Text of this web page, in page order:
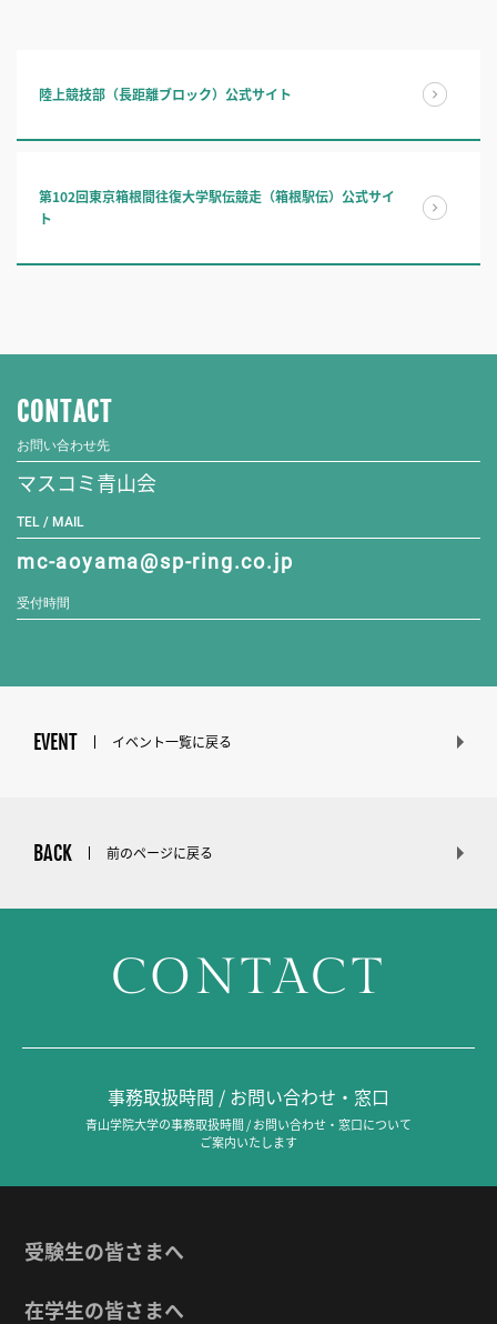
陸上競技部（長距離ブロック）公式サイト
第102回東京箱根間往復大学駅伝競走（箱根駅伝）公式サイ
ト
CONTACT
お問い合わせ先
マスコミ青山会
TEL / MAIL
mc-aoyama@sp-ring.co.jp
受付時間
EVENT イベント一覧に戻る
BACK 前のページに戻る
CONTACT
事務取扱時間 / お問い合わせ・窓口
青山学院大学の事務取扱時間 / お問い合わせ・窓口について
ご案内いたします
受験生の皆さまへ
在学生の皆さまへ